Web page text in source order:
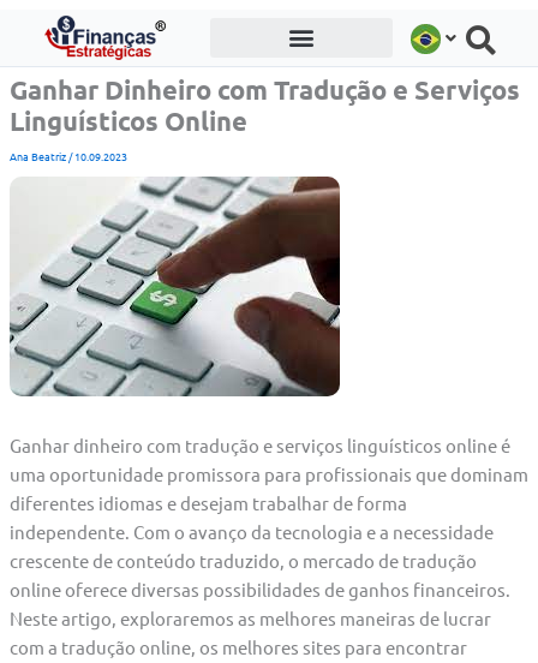
conteúdo
Ganhar Dinheiro com Tradução e Serviços
Linguísticos Online
Ana Beatriz/10.09.2023
Ganhar dinheiro com tradução e serviços linguísticos online é
uma oportunidade promissora para profissionais que dominam
diferentes idiomas e desejam trabalhar de forma
independente. Com o avanço da tecnologia e a necessidade
crescente de conteúdo traduzido, o mercado de tradução
online oferece diversas possibilidades de ganhos financeiros.
Neste artigo, exploraremos as melhores maneiras de lucrar
com a tradução online, os melhores sites para encontrar